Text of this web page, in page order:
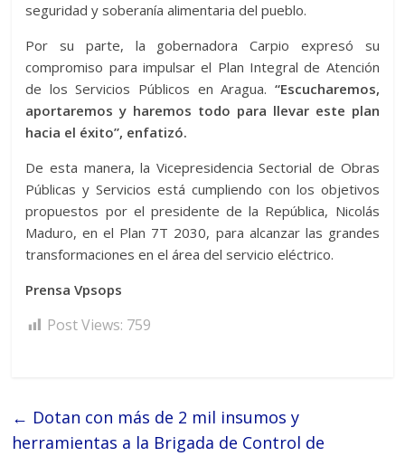
seguridad y soberanía alimentaria del pueblo.
Por su parte, la gobernadora Carpio expresó su
compromiso para impulsar el Plan Integral de Atención
de los Servicios Públicos en Aragua. “Escucharemos,
aportaremos y haremos todo para llevar este plan
hacia el éxito”, enfatizó.
De esta manera, la Vicepresidencia Sectorial de Obras
Públicas y Servicios está cumpliendo con los objetivos
propuestos por el presidente de la República, Nicolás
Maduro, en el Plan 7T 2030, para alcanzar las grandes
transformaciones en el área del servicio eléctrico.
Prensa Vpsops
Post Views: 759
← Dotan con más de 2 mil insumos y
herramientas a la Brigada de Control de